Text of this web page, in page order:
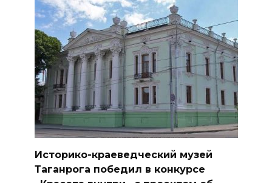
Историко-краеведческий музей
Таганрога победил в конкурсе